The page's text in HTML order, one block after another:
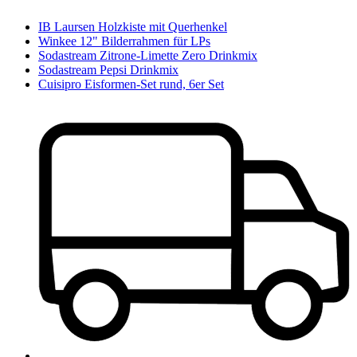
IB Laursen Holzkiste mit Querhenkel
Winkee 12" Bilderrahmen für LPs
Sodastream Zitrone-Limette Zero Drinkmix
Sodastream Pepsi Drinkmix
Cuisipro Eisformen-Set rund, 6er Set